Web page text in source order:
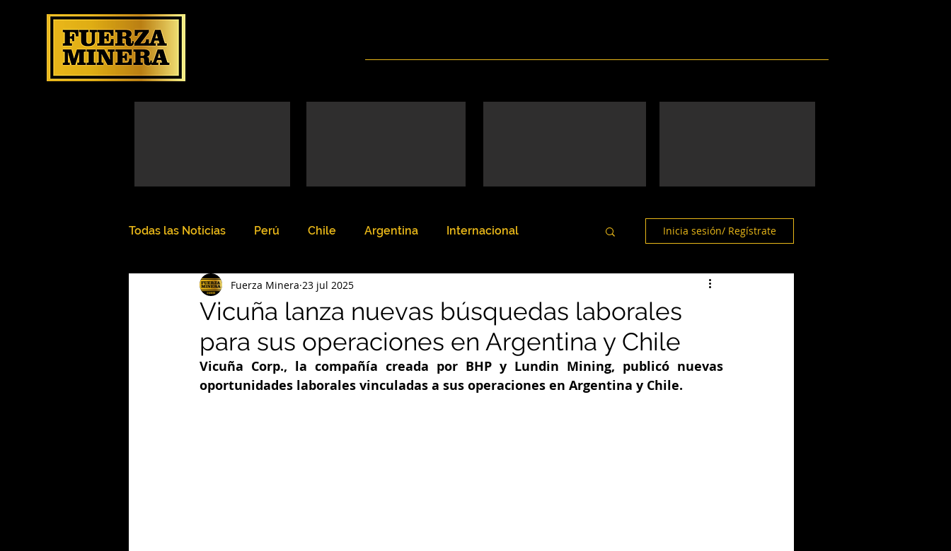
Todas las Noticias Perú Chile Argentina Internacional Inicia sesión/ Regístrate
Vicuña lanza nuevas búsquedas laborales
para sus operaciones en Argentina y Chile
Fuerza Minera 23 jul 2025
Vicuña Corp., la compañía creada por BHP y Lundin Mining, publicó nuevas
oportunidades laborales vinculadas a sus operaciones en Argentina y Chile.